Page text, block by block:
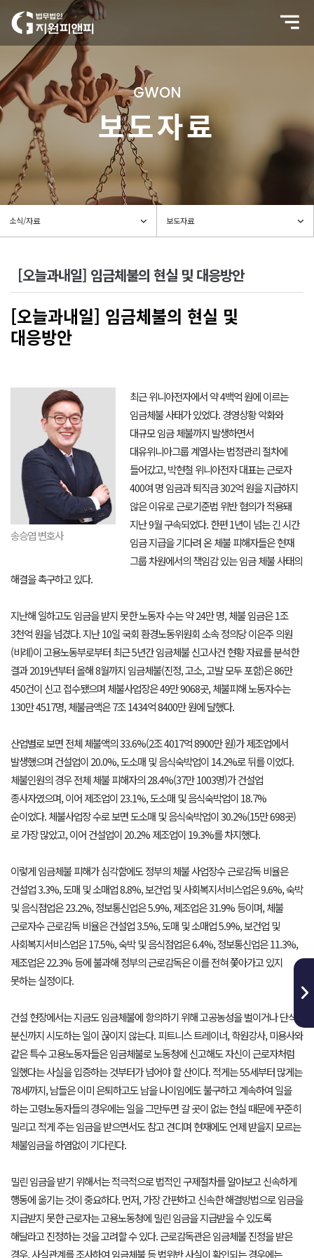
GWON
보도자료
[오늘과내일] 임금체불의 현실 및 대응방안
[오늘과내일] 임금체불의 현실 및
대응방안
송승엽 변호사
최근 위니아전자에서 약 4백억 원에 이르는
임금체불 사태가 있었다. 경영상황 악화와
대규모 임금 체불까지 발생하면서
대유위니아그룹 계열사는 법정관리 절차에
들어갔고, 박현철 위니아전자 대표는 근로자
400여 명 임금과 퇴직금 302억 원을 지급하지
않은 이유로 근로기준법 위반 혐의가 적용돼
지난 9월 구속되었다. 한편 1년이 넘는 긴 시간
임금 지급을 기다려 온 체불 피해자들은 현재
그룹 차원에서의 책임감 있는 임금 체불 사태의
해결을 촉구하고 있다.
지난해 일하고도 임금을 받지 못한 노동자 수는 약 24만 명, 체불 임금은 1조
3천억 원을 넘겼다. 지난 10일 국회 환경노동위원회 소속 정의당 이은주 의원
(비례)이 고용노동부로부터 최근 5년간 임금체불 신고사건 현황 자료를 분석한
결과 2019년부터 올해 8월까지 임금체불(진정, 고소, 고발 모두 포함)은 86만
450건이 신고 접수됐으며 체불사업장은 49만 9068곳, 체불피해 노동자수는
130만 4517명, 체불금액은 7조 1434억 8400만 원에 달했다.
산업별로 보면 전체 체불액의 33.6%(2조 4017억 8900만 원)가 제조업에서
발생했으며 건설업이 20.0%, 도소매 및 음식숙박업이 14.2%로 뒤를 이었다.
체불인원의 경우 전체 체불 피해자의 28.4%(37만 1003명)가 건설업
종사자였으며, 이어 제조업이 23.1%, 도소매 및 음식숙박업이 18.7%
순이었다. 체불사업장 수로 보면 도소매 및 음식숙박업이 30.2%(15만 698곳)
로 가장 많았고, 이어 건설업이 20.2% 제조업이 19.3%를 차지했다.
이렇게 임금체불 피해가 심각함에도 정부의 체불 사업장수 근로감독 비율은
건설업 3.3%, 도매 및 소매업 8.8%, 보건업 및 사회복지서비스업은 9.6%, 숙박
및 음식점업은 23.2%, 정보통신업은 5.9%, 제조업은 31.9% 등이며, 체불
근로자수 근로감독 비율은 건설업 3.5%, 도매 및 소매업 5.9%, 보건업 및
사회복지서비스업은 17.5%, 숙박 및 음식점업은 6.4%, 정보통신업은 11.3%,
제조업은 22.3% 등에 불과해 정부의 근로감독은 이를 전혀 쫓아가고 있지
못하는 실정이다.
건설 현장에서는 지금도 임금체불에 항의하기 위해 고공농성을 벌이거나 단식,
분신까지 시도하는 일이 끊이지 않는다. 피트니스 트레이너, 학원강사, 미용사와
같은 특수 고용노동자들은 임금체불로 노동청에 신고해도 자신이 근로자처럼
일했다는 사실을 입증하는 것부터가 넘어야 할 산이다. 적게는 55세부터 많게는
78세까지, 남들은 이미 은퇴하고도 남을 나이임에도 불구하고 계속하여 일을
하는 고령노동자들의 경우에는 일을 그만두면 갈 곳이 없는 현실 때문에 꾸준히
밀리고 적게 주는 임금을 받으면서도 참고 견디며 현재에도 언제 받을지 모르는
체불임금을 하염없이 기다린다.
밀린 임금을 받기 위해서는 적극적으로 법적인 구제절차를 알아보고 신속하게
행동에 옮기는 것이 중요하다. 먼저, 가장 간편하고 신속한 해결방법으로 임금을
지급받지 못한 근로자는 고용노동청에 밀린 임금을 지급받을 수 있도록
해달라고 진정하는 것을 고려할 수 있다. 근로감독관은 임금체불 진정을 받은
경우, 사실관계를 조사하여 임금체불 등 법위반 사실이 확인되는 경우에는